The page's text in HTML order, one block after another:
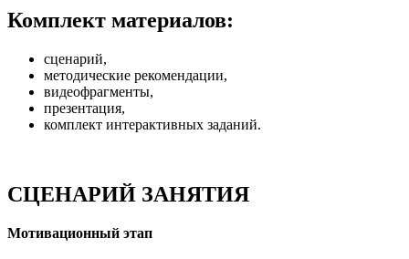
Комплект материалов:
сценарий,
методические рекомендации,
видеофрагменты,
презентация,
комплект интерактивных заданий.
СЦЕНАРИЙ ЗАНЯТИЯ
Мотивационный этап